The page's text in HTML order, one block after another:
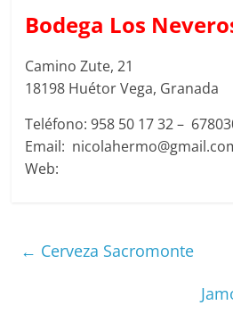
Bodega Los
Camino Zute, 21
18198 Huétor Vega, Granada
Teléfono:958 50 17 32 –
Email:
Web:
← Cerveza Sacromonte